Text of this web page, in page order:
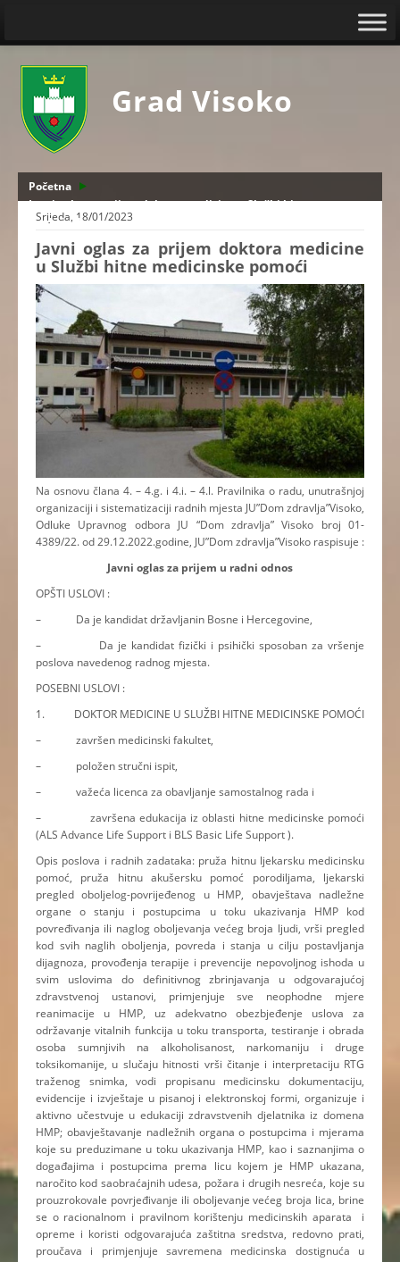
Grad Visoko
Početna
Javni oglas za prijem doktora medicine u Službi hitne
medicinske pomoći
Srijeda, 18/01/2023
Javni oglas za prijem doktora medicine
u Službi hitne medicinske pomoći
Na osnovu člana 4. – 4.g. i 4.i. – 4.l. Pravilnika o radu, unutrašnjoj
organizaciji i sistematizaciji radnih mjesta JU”Dom zdravlja”Visoko,
Odluke Upravnog odbora JU “Dom zdravlja” Visoko broj 01-
4389/22. od 29.12.2022.godine, JU”Dom zdravlja”Visoko raspisuje :
Javni oglas za prijem u radni odnos
OPŠTI USLOVI :
– Da je kandidat državljanin Bosne i Hercegovine,
– Da je kandidat fizički i psihički sposoban za vršenje
poslova navedenog radnog mjesta.
POSEBNI USLOVI :
1. DOKTOR MEDICINE U SLUŽBI HITNE MEDICINSKE POMOĆI
– završen medicinski fakultet,
– položen stručni ispit,
– važeća licenca za obavljanje samostalnog rada i
– završena edukacija iz oblasti hitne medicinske pomoći
(ALS Advance Life Support i BLS Basic Life Support ).
Opis poslova i radnih zadataka: pruža hitnu ljekarsku medicinsku
pomoć, pruža hitnu akušersku pomoć porodiljama, ljekarski
pregled oboljelog-povrijeđenog u HMP, obavještava nadležne
organe o stanju i postupcima u toku ukazivanja HMP kod
povređivanja ili naglog oboljevanja većeg broja ljudi, vrši pregled
kod svih naglih oboljenja, povreda i stanja u cilju postavljanja
dijagnoza, provođenja terapije i prevencije nepovoljnog ishoda u
svim uslovima do definitivnog zbrinjavanja u odgovarajućoj
zdravstvenoj ustanovi, primjenjuje sve neophodne mjere
reanimacije u HMP, uz adekvatno obezbjeđenje uslova za
održavanje vitalnih funkcija u toku transporta, testiranje i obrada
osoba sumnjivih na alkoholisanost, narkomaniju i druge
toksikomanije, u slučaju hitnosti vrši čitanje i interpretaciju RTG
traženog snimka, vodi propisanu medicinsku dokumentaciju,
evidencije i izvještaje u pisanoj i elektronskoj formi, organizuje i
aktivno učestvuje u edukaciji zdravstvenih djelatnika iz domena
HMP; obavještavanje nadležnih organa o postupcima i mjerama
koje su preduzimane u toku ukazivanja HMP, kao i saznanjima o
događajima i postupcima prema licu kojem je HMP ukazana,
naročito kod saobraćajnih udesa, požara i drugih nesreća, koje su
prouzrokovale povrjeđivanje ili oboljevanje većeg broja lica, brine
se o racionalnom i pravilnom korištenju medicinskih aparata i
opreme i koristi odgovarajuća zaštitna sredstva, redovno prati,
proučava i primjenjuje savremena medicinska dostignuća u